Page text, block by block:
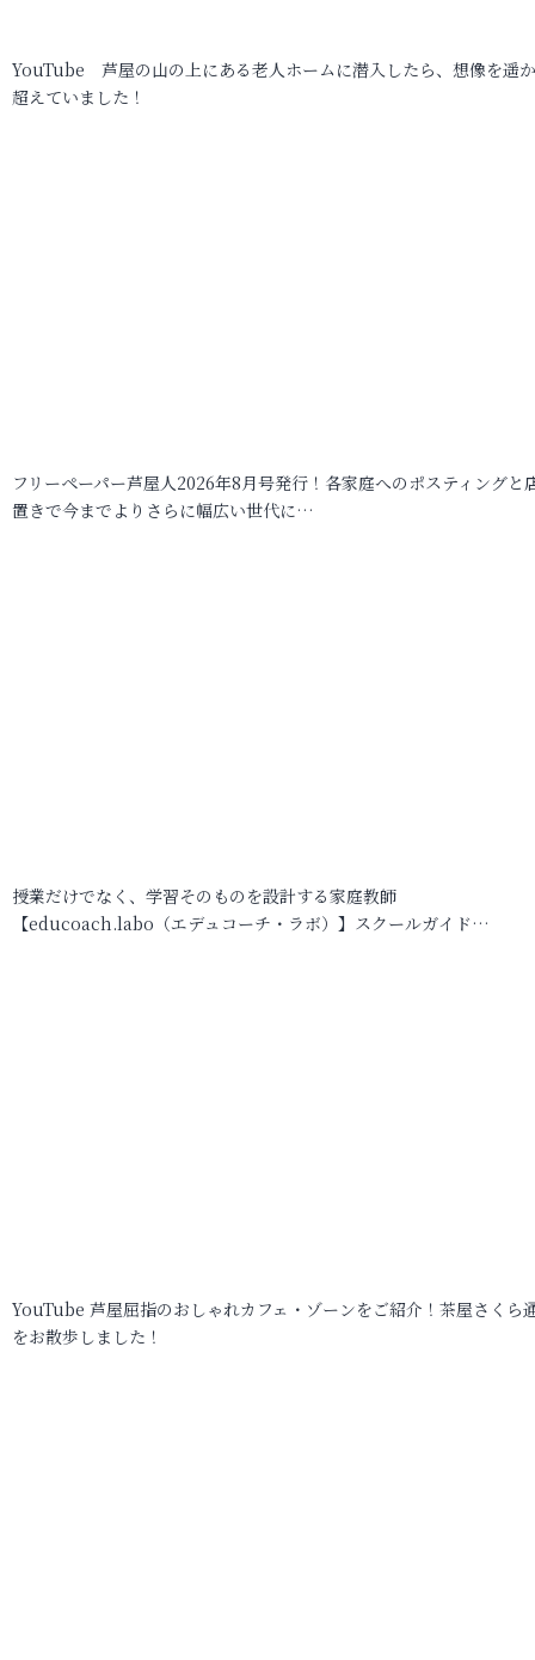
YouTube 芦屋の山の上にある老人ホームに潜入したら、想像を遥
超えていました！
フリーペーパー芦屋人2026年8月号発行！各家庭へのポスティングと
置きで今までよりさらに幅広い世代に…
授業だけでなく、学習そのものを設計する家庭教師
【educoach.labo（エデュコーチ・ラボ）】スクールガイド…
YouTube 芦屋屈指のおしゃれカフェ・ゾーンをご紹介！茶屋さくら
をお散歩しました！